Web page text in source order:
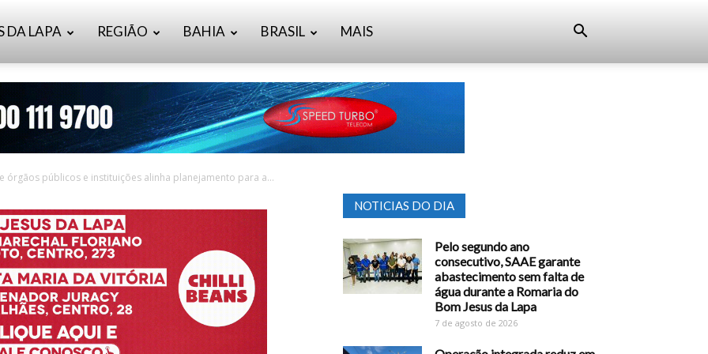
DA LAPA REGIÃO BAHIA BRASIL MAIS
órgãos públicos e instituições alinha planejamento para a...
NOTICIAS DO DIA
Pelo segundo ano
consecutivo, SAAE garante
abastecimento sem falta de
água durante a Romaria do
Bom Jesus da Lapa
7 de agosto de 2026